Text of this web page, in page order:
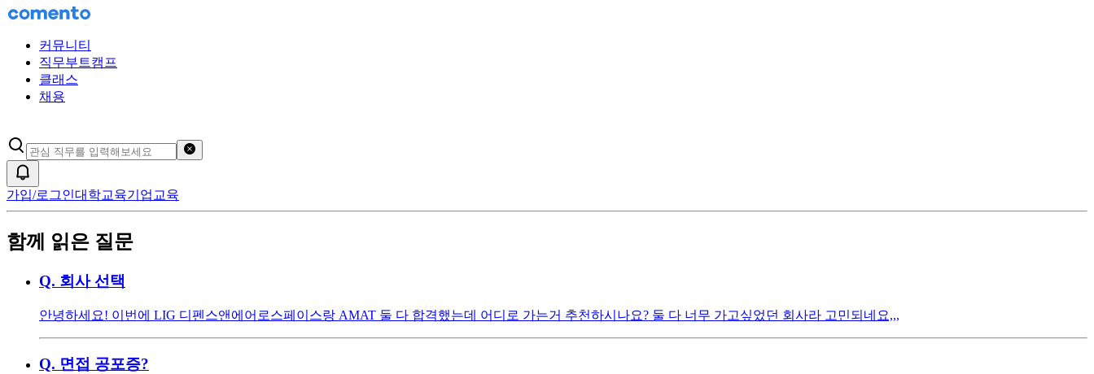
커뮤니티
직무부트캠프
클래스
채용
가입/로그인대학교육기업교육
함께 읽은 질문
Q. 회사 선택
안녕하세요! 이번에 LIG 디펜스앤에어로스페이스랑 AMAT 둘 다 합격했는데 어디로 가는거 추천하시나요? 둘 다 너무 가고싶었던 회사라 고민되네요,,,
Q. 면접 공포증?